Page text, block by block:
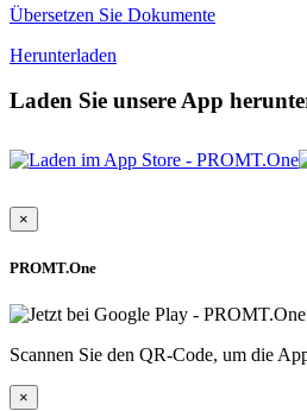
Übersetzen Sie Dokumente
Herunterladen
Laden Sie unsere App
×
PROMT.One
Scannen Sie den QR-Code, um die
×